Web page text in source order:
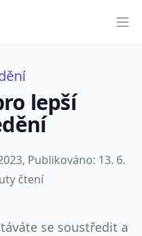
lepší
, Publikováno: 13. 6.
čtení
se soustředit a